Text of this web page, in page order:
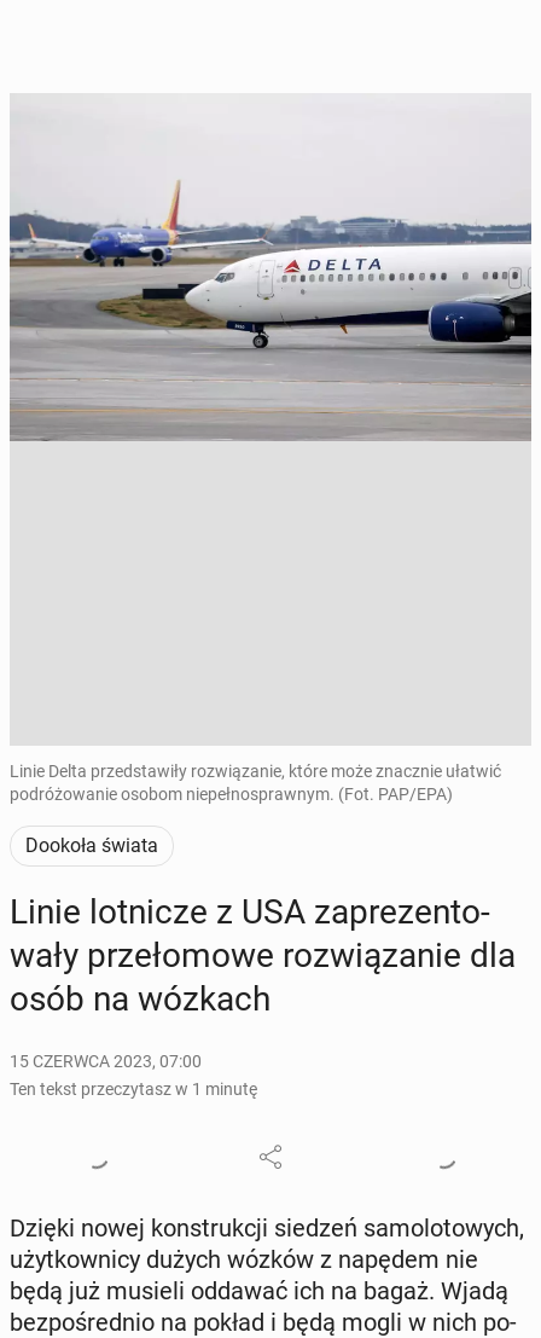
Linie Delta przedstawiły rozwiązanie, które może znacznie ułatwić
podróżowanie osobom niepełnosprawnym. (Fot. PAP/EPA)
Dookoła świata
Linie lot­ni­cze z USA za­pre­zen­to­
wa­ły prze­ło­mo­we roz­wią­za­nie dla
osób na wózkach
15 CZERWCA 2023, 07:00
Ten tekst przeczytasz w 1 minutę
Dzięki nowej kon­struk­cji siedzeń sa­mo­lo­to­wych,
użyt­kow­ni­cy dużych wózków z napędem nie
będą już musieli oddawać ich na bagaż. Wjadą
bez­po­śred­nio na pokład i będą mogli w nich po­